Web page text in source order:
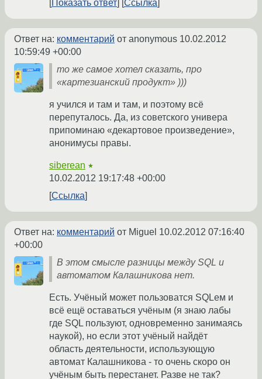
Показать ответ
Ссылка
Ответ на: комментарий от anonymous 10.02.2012
10:59:49 +00:00
то же самое хотел сказать, про
«картезианский продукт» )))
я учился и там и там, и поэтому всё
перепуталось. Да, из советского универа
припоминаю «декартовое произведение»,
анонимусы правы.
siberean ★
10.02.2012 19:17:48 +00:00
Ссылка
Ответ на: комментарий от Miguel 10.02.2012 07:16:40
+00:00
В этом смысле разницы между SQL и
автоматом Калашникова нет.
Есть. Учёный может пользоватся SQLем и
всё ещё оставаться учёным (я знаю лабы
где SQL пользуют, одновременно занимаясь
наукой), но если этот учёный найдёт
область деятельности, использующую
автомат Калашникова - то очень скоро он
учёным быть перестанет. Разве не так?